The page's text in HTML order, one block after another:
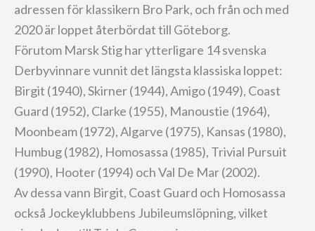
adressen för klassikern Bro Park, och från och med
2020 är loppet återbördat till Göteborg.
Förutom Marsk Stig har ytterligare 14 svenska
Derbyvinnare vunnit det längsta klassiska loppet:
Birgit (1940), Skirner (1944), Amigo (1949), Coast
Guard (1952), Clarke (1955), Manoustie (1964),
Moonbeam (1972), Algarve (1975), Kansas (1980),
Humbug (1982), Homosassa (1985), Trivial Pursuit
(1990), Hooter (1994) och Val De Mar (2002).
Av dessa vann Birgit, Coast Guard och Homosassa
också Jockeyklubbens Jubileumslöpning, vilket